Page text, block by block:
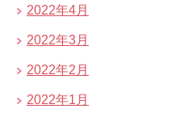
2022年4月
2022年3月
2022年2月
2022年1月